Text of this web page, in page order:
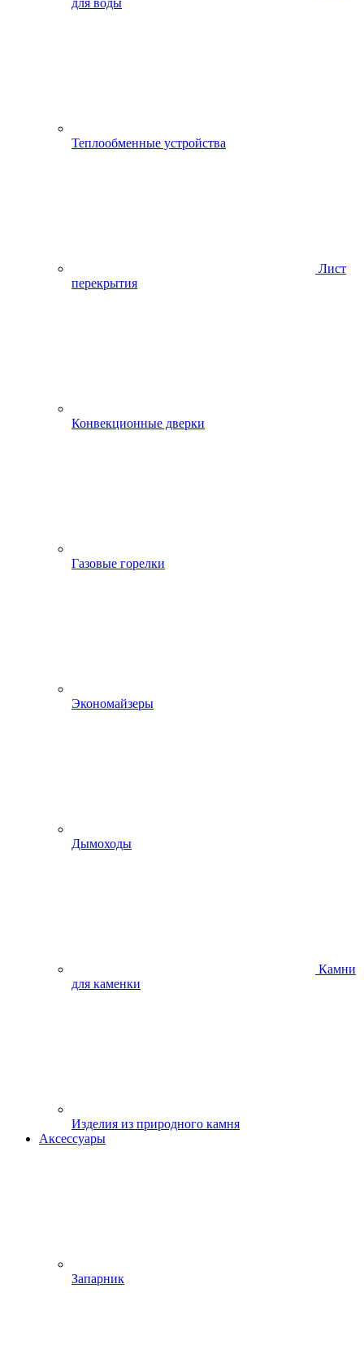
для воды
Теплообменные устройства
Лист
перекрытия
Конвекционные дверки
Газовые горелки
Экономайзеры
Дымоходы
Камни
для каменки
Изделия из природного камня
Аксессуары
Запарник